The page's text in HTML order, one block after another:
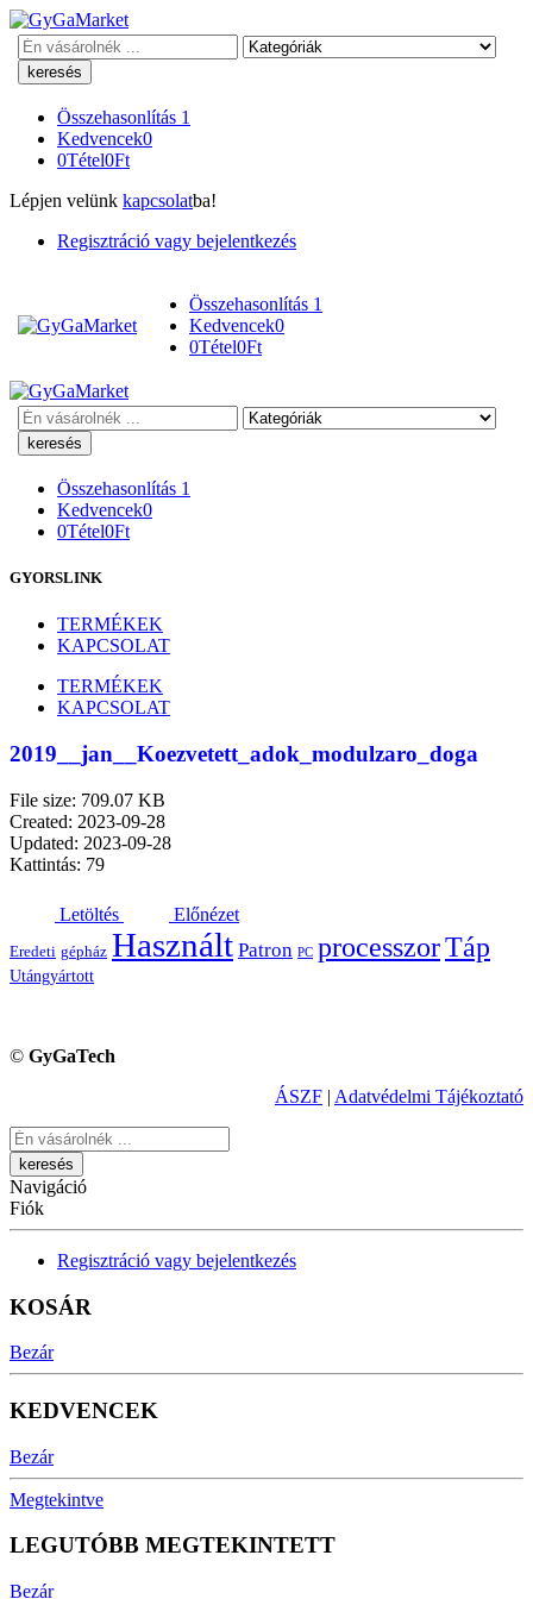
Keresés
Összehasonlítás 1
Kedvencek0
0Tétel0Ft
Lépjen velünk kapcsolatba!
Regisztráció vagy bejelentkezés
Összehasonlítás 1
Kedvencek0
0Tétel0Ft
Keresés
Összehasonlítás 1
Kedvencek0
0Tétel0Ft
GYORSLINK
TERMÉKEK
KAPCSOLAT
TERMÉKEK
KAPCSOLAT
2019__jan__Koezvetett_adok_modulzaro_doga
File size: 709.07 KB
Created: 2023-09-28
Updated: 2023-09-28
Kattintás: 79
Letöltés Előnézet
Eredeti gépház Használt Patron PC processzorTáp
Utángyártott
© GyGaTech
ÁSZF | Adatvédelmi Tájékoztató
Keresés
Navigáció
Fiók
Regisztráció vagy bejelentkezés
KOSÁR
Bezár
KEDVENCEK
Bezár
Megtekintve
LEGUTÓBB MEGTEKINTETT
Bezár